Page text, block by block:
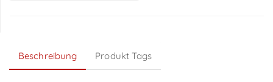
Beschreibung Produkt Tags